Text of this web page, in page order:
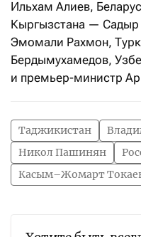
Ильхам Алиев,
Кыргызстана —
Эмомали Рахмон,
Бердымухамедов,
и премьер-министр
Таджикистан
Никол Пашинян
Касым–Жомарт